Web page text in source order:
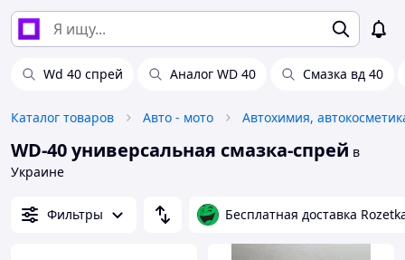
Wd 40 спрей Аналог WD 40 Смазка вд 40
Каталог товаров Авто - мото
WD-40 универсальная смазка-спрей в
Украине
Фильтры Бесплатная доставка